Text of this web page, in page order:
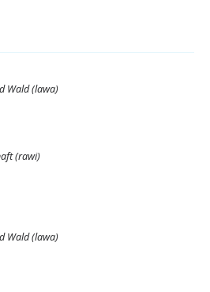
Wald (lawa)
(rawi)
Wald (lawa)